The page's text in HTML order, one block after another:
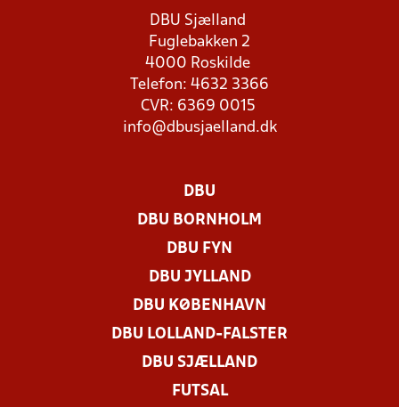
DBU Sjælland
Fuglebakken 2
4000 Roskilde
Telefon: 4632 3366
CVR: 6369 0015
info@dbusjaelland.dk
DBU
DBU BORNHOLM
DBU FYN
DBU JYLLAND
DBU KØBENHAVN
DBU LOLLAND-FALSTER
DBU SJÆLLAND
FUTSAL